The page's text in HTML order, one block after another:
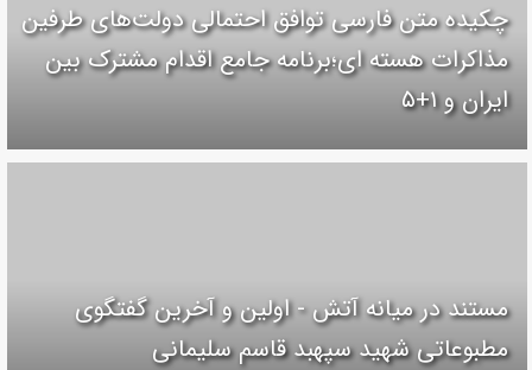
چکیده متن فارسی توافق احتمالی دولت‌های طرفین
مذاکرات هسته ای؛برنامه جامع اقدام مشترک بین
ایران و ۱+۵
مستند در میانه آتش - اولین و آخرین گفتگوی
مطبوعاتی شهید سپهبد قاسم سلیمانی